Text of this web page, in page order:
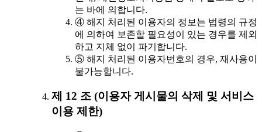
는 바에 의합니다.
④ 해지 처리된 이용자의 정보는 법령의 규정
에 의하여 보존할 필요성이 있는 경우를 제외
하고 지체 없이 파기합니다.
⑤ 해지 처리된 이용자번호의 경우, 재사용이
불가능합니다.
제 12 조 (이용자 게시물의 삭제 및 서비스
이용 제한)